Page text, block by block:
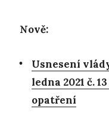
Nově:
Usnesení
ledna 2021 č.
opatření